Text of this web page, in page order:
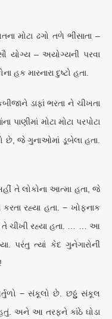
મોટા ઢગો તળે ભીંસાતા –
યોગ્ય – અયોગ્યની પરવા
હક મારનારા દુષ્ટો હતા.
ડાફાં ભરતા ને ચીખતા
મોટા મોટા પરપોટા
છે, જે ગુનાઓમાં ડૂબેલા હતા.
તે લોકોના આત્મા હતા, જે
રહ્યા હતા. − ખોફનાક
ચીખી રહ્યા હતા. … … આ
પરંતુ ત્યાં કેદ ગુનેગારોની
− સંકૂલો છે. છઠ્ઠું સંકૂલ
હતું. અને આ તરફને કાંઠે ઘોડા